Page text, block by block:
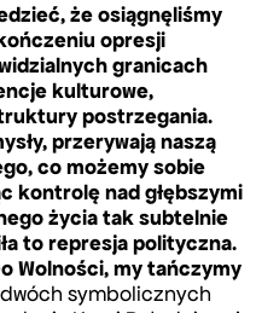
że osiągnęliśmy
opresji
granicach
kulturowe,
postrzegania.
przerywają naszą
co możemy sobie
kontrolę nad głębszymi
życia tak subtelnie
to represja polityczna.
Wolności, my tańczymy
symbolicznych